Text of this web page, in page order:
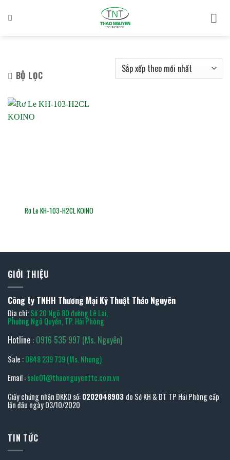
qua
BỘ LỌC
Rơ Le KH-103-H2CL KOINO
GIỚI THIỆU
Công ty TNHH Thương Mại Kỹ Thuật Thảo Nguyên
Địa chỉ:Số 20 Ngõ 80 đường Lê Lai,
Phường Ngô Quyền, TP. Hải Phòng
Hotline : 0916 535 997 (Ms. Nguyên)
Sale :0848 239 739 (Ms. Nhung)
Email :sale01@thaonguyenttc.com.vn
Giấy chứng nhận ĐKKD số:0202048903 do Sở KH & ĐT TP Hải Phòng cấp
lần đầu ngày 03/10/2020
TIN TỨC